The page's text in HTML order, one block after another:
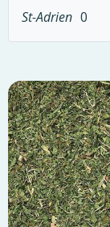
St-Adrien 0